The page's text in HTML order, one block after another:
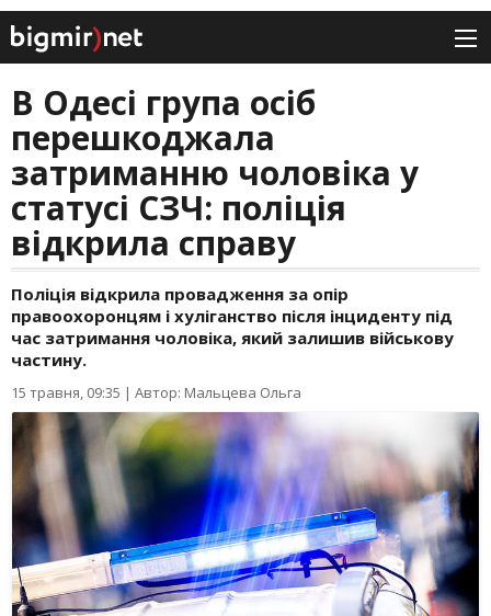
В Одесі група осіб
перешкоджала
затриманню чоловіка у
статусі СЗЧ: поліція
відкрила справу
Поліція відкрила провадження за опір
правоохоронцям і хуліганство після інциденту під
час затримання чоловіка, який залишив військову
частину.
15 травня, 09:35 | Автор: Мальцева Ольга